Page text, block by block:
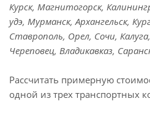
Курск, Магнитогорск,
удэ, Мурманск, Архангельск,
Ставрополь, Орел, Сочи,
Череповец, Владикавказ,
Рассчитать примерную
одной из трех транспортных